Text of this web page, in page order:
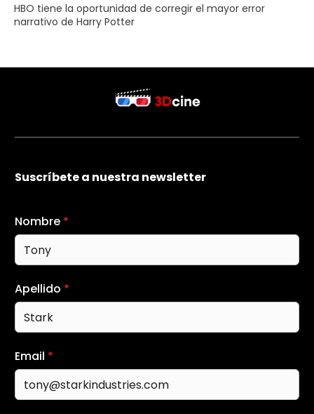
HBO tiene la oportunidad de corregir el mayor error
narrativo de Harry Potter
Suscríbete a nuestra newsletter
Nombre *
Apellido *
Email *